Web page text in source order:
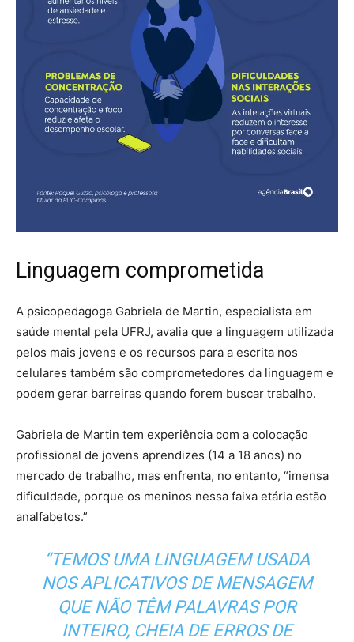
Linguagem comprometida
A psicopedagoga Gabriela de Martin, especialista em
saúde mental pela UFRJ, avalia que a linguagem utilizada
pelos mais jovens e os recursos para a escrita nos
celulares também são comprometedores da linguagem e
podem gerar barreiras quando forem buscar trabalho.
Gabriela de Martin tem experiência com a colocação
profissional de jovens aprendizes (14 a 18 anos) no
mercado de trabalho, mas enfrenta, no entanto, “imensa
dificuldade, porque os meninos nessa faixa etária estão
analfabetos.”
“TEMOS UMA LINGUAGEM USADA
NOS APLICATIVOS DE MENSAGEM
QUE NÃO TÊM PALAVRAS POR
INTEIRO, CHEIA DE ERROS DE